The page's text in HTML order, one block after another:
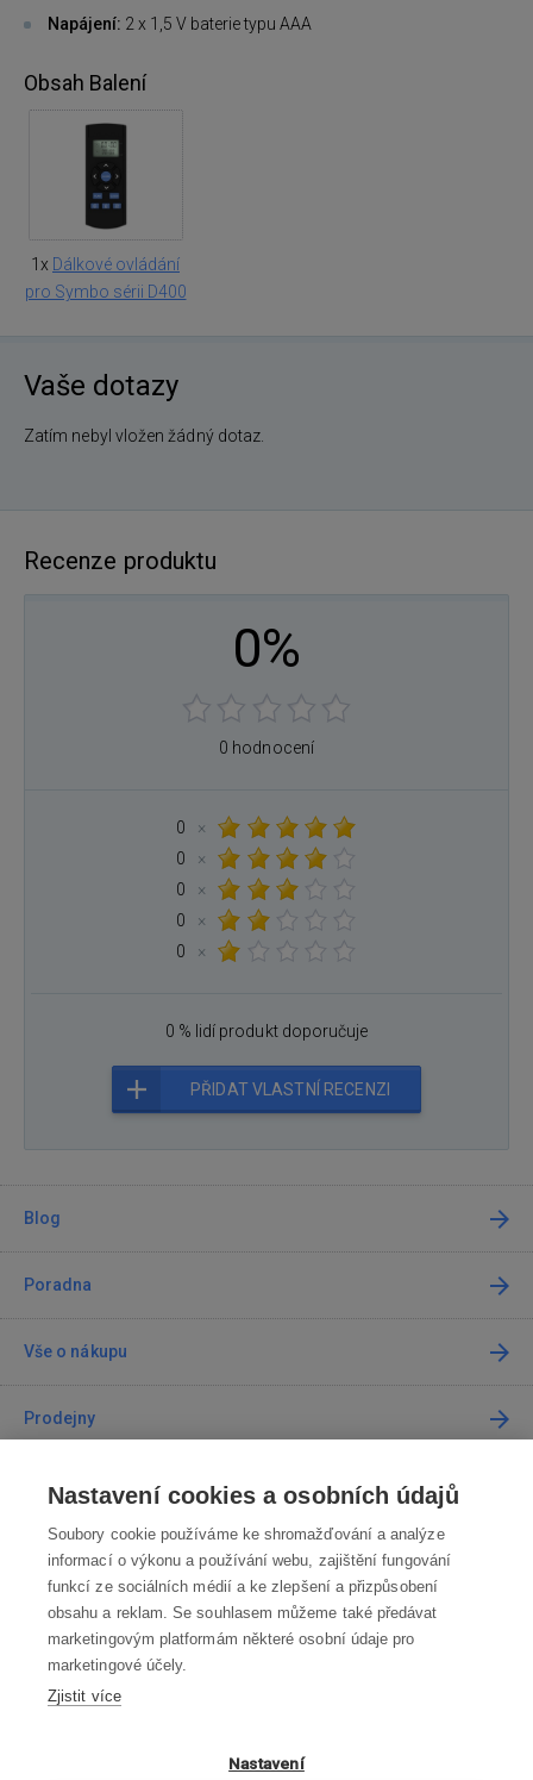
Napájení: 2 x 1,5 V baterie typu AAA
Obsah Balení
1x Dálkové ovládání
pro Symbo sérii D400
Vaše dotazy
Zatím nebyl vložen žádný dotaz.
Recenze produktu
0%
0 hodnocení
0
×
0
×
0
×
0
×
0
×
0 % lidí produkt doporučuje
PŘIDAT VLASTNÍ RECENZI
Blog
Poradna
Vše o nákupu
Prodejny
Kontakt
Kontaktujte nás
info@robotworld.cz
220 770 770 Po-Pá 8:00—16:00
VŠECHNY KONTAKTY
Nastavení cookies a osobních údajů
Soubory cookie používáme ke shromažďování a analýze
informací o výkonu a používání webu, zajištění fungování
funkcí ze sociálních médií a ke zlepšení a přizpůsobení
obsahu a reklam. Se souhlasem můžeme také předávat
marketingovým platformám některé osobní údaje pro
marketingové účely.
Zjistit více
Nastavení